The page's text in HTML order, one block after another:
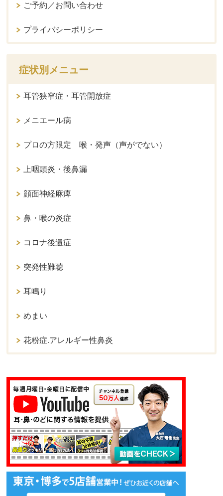
ご予約／お問い合わせ
プライバシーポリシー
症状別メニュー
耳管狭窄症・耳管開放症
メニエール病
プロの方限定 喉・発声（声がでない）
上咽頭炎・後鼻漏
顔面神経麻痺
鼻・喉の炎症
コロナ後遺症
突発性難聴
耳鳴り
めまい
花粉症.アレルギー性鼻炎